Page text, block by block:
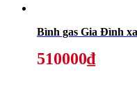
Bình gas Gia Đình
510000₫